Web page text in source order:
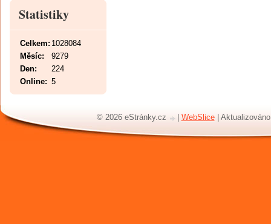
Statistiky
Online: 5
Celkem: 1028084
Měsíc:
9279
Den:
224
© 2026 eStránky.cz WebSlice